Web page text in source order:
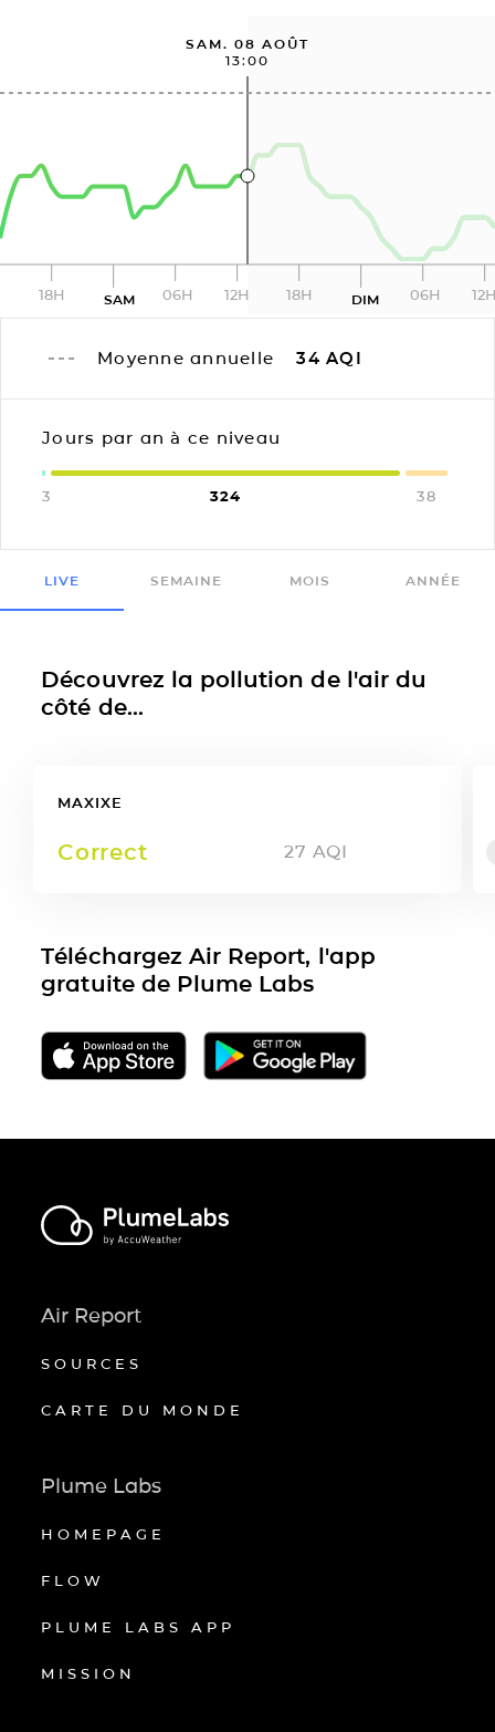
SAM. 08 AOÛT
13:00
18H SAM 06H 12H 18H DIM 06H
Moyenne annuelle 34 AQI
Jours par an à ce niveau
3 324 38
LIVE SEMAINE MOIS ANNÉE
Découvrez la pollution de l'air du
côté de...
MAXIXE
Correct 27 AQI
Téléchargez Air Report, l'app
gratuite de Plume Labs
Air Report
SOURCES
CARTE DU MONDE
Plume Labs
HOMEPAGE
FLOW
PLUME LABS APP
MISSION